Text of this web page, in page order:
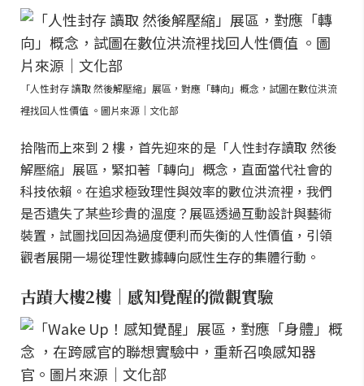
「人性封存 讀取 然後解壓縮」展區，對應「轉向」概念，試圖在數位洪流
裡找回人性價值 。圖片來源｜文化部
拾階而上來到 2 樓，首先迎來的是「人性封存讀取 然後
解壓縮」展區，緊扣著「轉向」概念，直面當代社會的
科技依賴。在追求極致理性與效率的數位洪流裡，我們
是否遺失了某些珍貴的溫度？展區透過互動設計與藝術
裝置，試圖找回因為過度便利而失衡的人性價值，引領
觀者展開一場從理性數據轉向感性生存的集體行動。
古蹟大樓2樓｜感知覺醒的微觀實驗